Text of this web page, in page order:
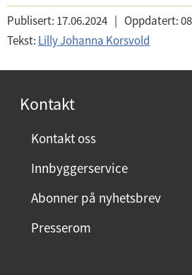
Publisert: 17.06.2024 | Oppdatert:
Tekst: Lilly Johanna Korsvold
Kontakt
Kontakt oss
Innbyggerservice
Abonner på nyhetsbrev
Presserom